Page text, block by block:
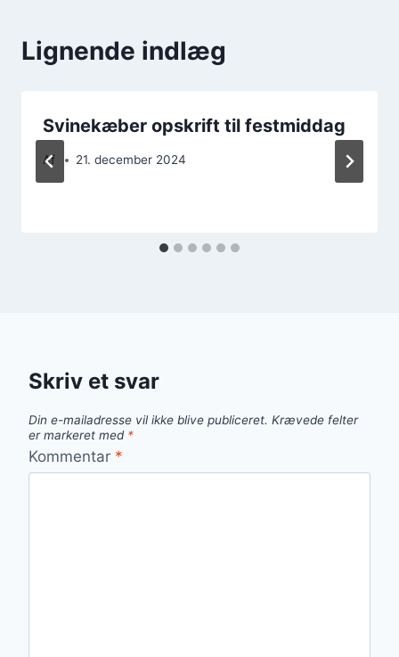
Lignende indlæg
Svinekæber opskrift til festmiddag
Af 21. december 2024
Skriv et svar
Din e-mailadresse vil ikke blive publiceret. Krævede felter
er markeret med *
Kommentar *